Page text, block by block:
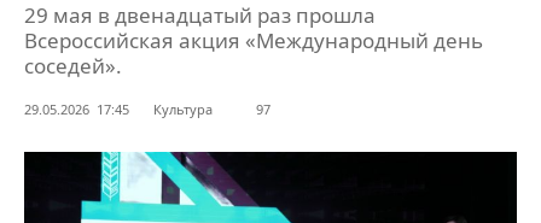
29 мая в двенадцатый раз прошла
Всероссийская акция «Международный день
соседей».
29.05.2026 17:45 Культура 97